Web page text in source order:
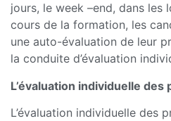
jours, le week –end, dans les
cours de la formation, les
une auto-évaluation de leur
la conduite d’évaluation
L’évaluation individuelle des
L’évaluation individuelle des